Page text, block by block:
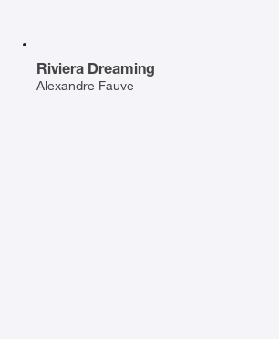
Riviera Dreaming
Alexandre Fauve